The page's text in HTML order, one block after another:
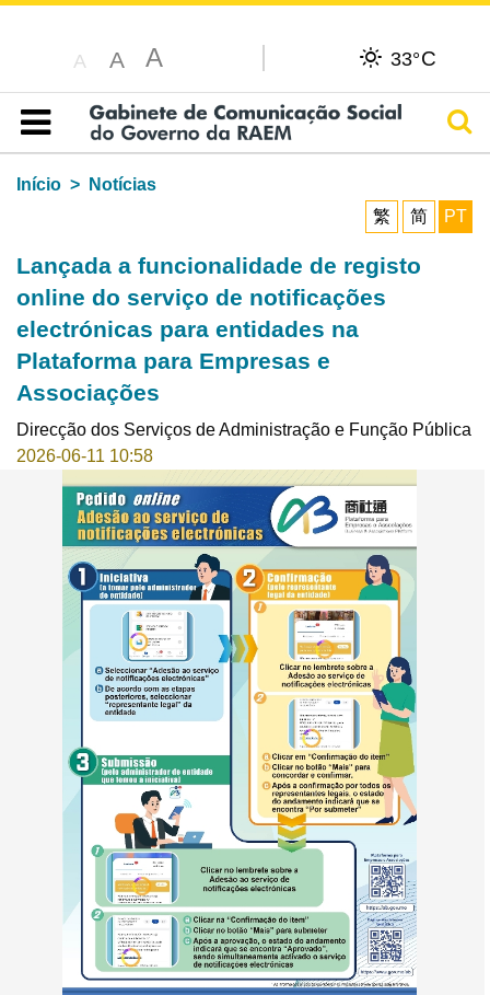
A A A 33°C
Índice
Início
Notícias
繁
简 PT
Lançada a funcionalidade de registo
online do serviço de notificações
electrónicas para entidades na
Plataforma para Empresas e
Associações
Direcção dos Serviços de Administração e Função Pública
2026-06-11 10:58